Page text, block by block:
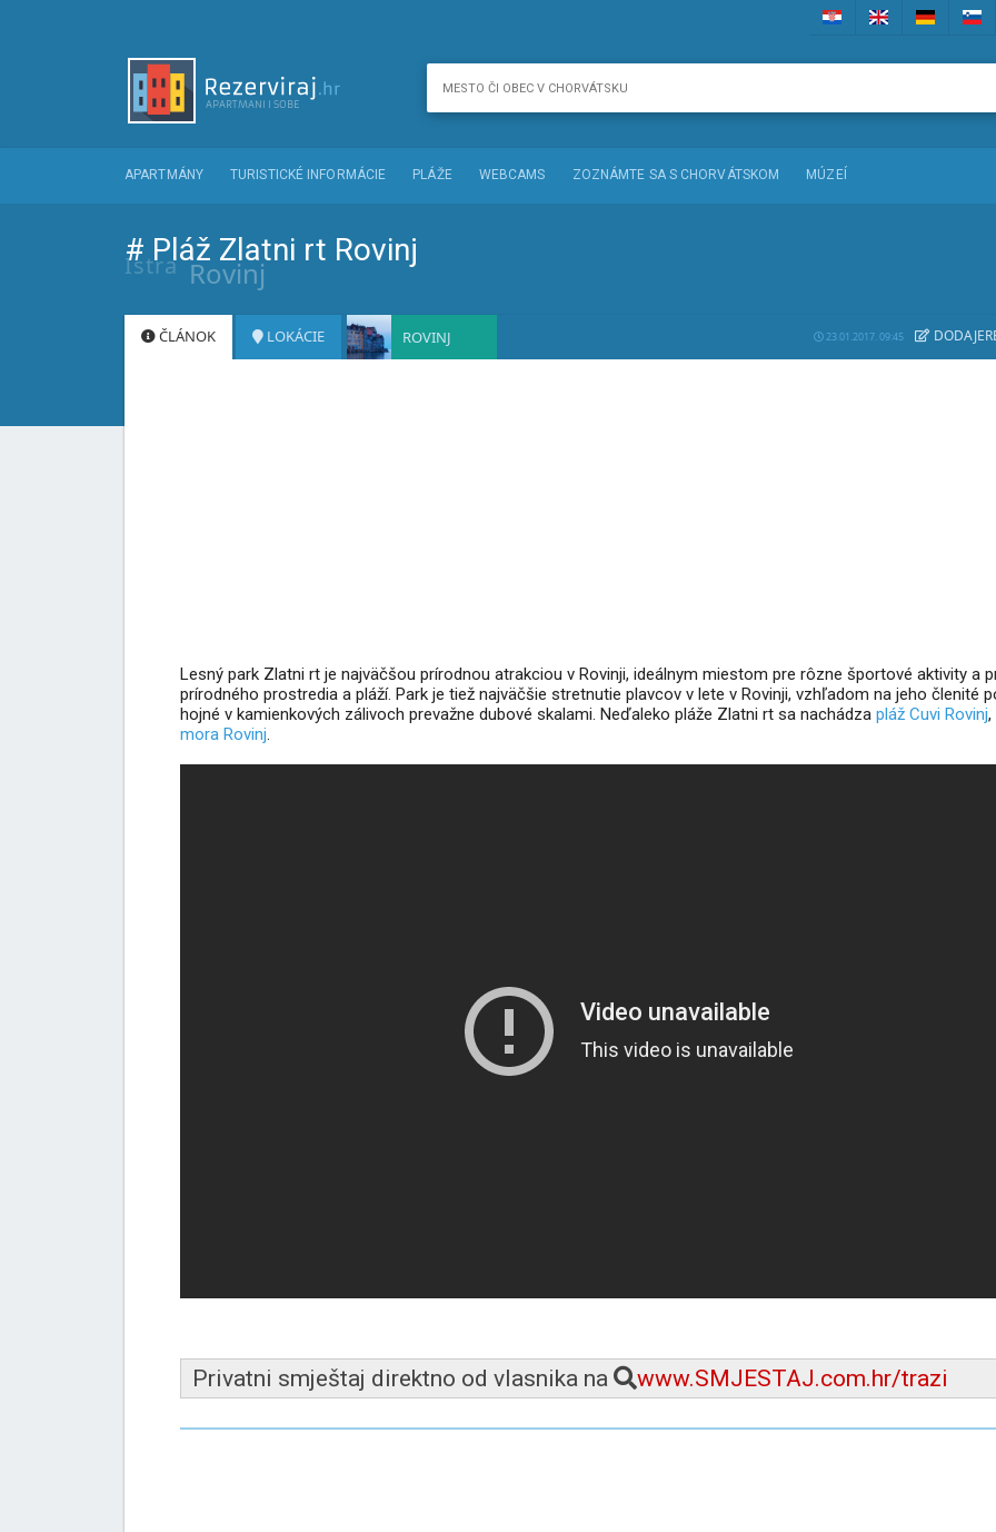
APARTMÁNY TURISTICKÉ INFORMÁCIE PLÁŽE WEBCAMS ZOZNÁMTE SA S CHORVÁTSKOM MÚZEÍ
# Pláž Zlatni rt Rovinj
Istra Rovinj
ČLÁNOK LOKÁCIE ROVINJ 23.01.2017. 09:45 DODAJE
Lesný park Zlatni rt je najväčšou prírodnou atrakciou v Rovinji, ideálnym miestom pre rôzne športové aktivity a
prírodného prostredia a pláží. Park je tiež najväčšie stretnutie plavcov v lete v Rovinji, vzhľadom na jeho členité
hojné v kamienkových zálivoch prevažne dubové skalami. Neďaleko pláže Zlatni rt sa nachádza pláž Cuvi Rovinj,
mora Rovinj.
Privatni smještaj direktno od vlasnika na www.SMJESTAJ.com.hr/trazi